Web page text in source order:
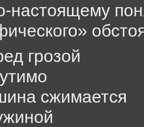
настоящему
грозой
сжимается